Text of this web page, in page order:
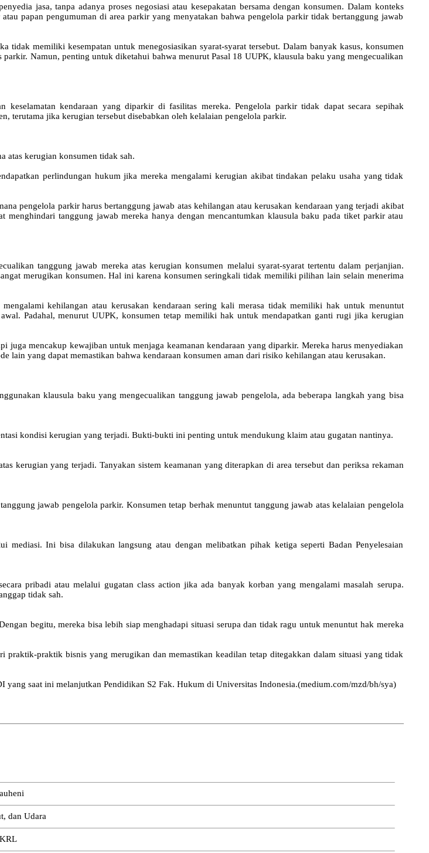
jasa, tanpa adanya proses negosiasi atau kesepakatan bersama dengan konsumen. Dalam konteks
papan pengumuman di area parkir yang menyatakan bahwa pengelola parkir tidak bertanggung jawab
tidak memiliki kesempatan untuk menegosiasikan syarat-syarat tersebut. Dalam banyak kasus, konsumen
Namun, penting untuk diketahui bahwa menurut Pasal 18 UUPK, klausula baku yang mengecualikan
keselamatan kendaraan yang diparkir di fasilitas mereka. Pengelola parkir tidak dapat secara sepihak
terutama jika kerugian tersebut disebabkan oleh kelalaian pengelola parkir.
atas kerugian konsumen tidak sah.
perlindungan hukum jika mereka mengalami kerugian akibat tindakan pelaku usaha yang tidak
pengelola parkir harus bertanggung jawab atas kehilangan atau kerusakan kendaraan yang terjadi akibat
tanggung jawab mereka hanya dengan mencantumkan klausula baku pada tiket parkir atau
tanggung jawab mereka atas kerugian konsumen melalui syarat-syarat tertentu dalam perjanjian.
merugikan konsumen. Hal ini karena konsumen seringkali tidak memiliki pilihan lain selain menerima
kehilangan atau kerusakan kendaraan sering kali merasa tidak memiliki hak untuk menuntut
Padahal, menurut UUPK, konsumen tetap memiliki hak untuk mendapatkan ganti rugi jika kerugian
juga mencakup kewajiban untuk menjaga keamanan kendaraan yang diparkir. Mereka harus menyediakan
lain yang dapat memastikan bahwa kendaraan konsumen aman dari risiko kehilangan atau kerusakan.
klausula baku yang mengecualikan tanggung jawab pengelola, ada beberapa langkah yang bisa
kondisi kerugian yang terjadi. Bukti-bukti ini penting untuk mendukung klaim atau gugatan nantinya.
kerugian yang terjadi. Tanyakan sistem keamanan yang diterapkan di area tersebut dan periksa rekaman
jawab pengelola parkir. Konsumen tetap berhak menuntut tanggung jawab atas kelalaian pengelola
mediasi. Ini bisa dilakukan langsung atau dengan melibatkan pihak ketiga seperti Badan Penyelesaian
pribadi atau melalui gugatan class action jika ada banyak korban yang mengalami masalah serupa.
tidak sah.
begitu, mereka bisa lebih siap menghadapi situasi serupa dan tidak ragu untuk menuntut hak mereka
praktik bisnis yang merugikan dan memastikan keadilan tetap ditegakkan dalam situasi yang tidak
yang saat ini melanjutkan Pendidikan S2 Fak. Hukum di Universitas Indonesia.(medium.com/mzd/bh/sya)
dan Udara